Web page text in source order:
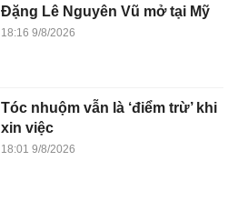
Đặng Lê Nguyên Vũ mở tại Mỹ
18:16 9/8/2026
Tóc nhuộm vẫn là ‘điểm trừ’ khi
xin việc
18:01 9/8/2026